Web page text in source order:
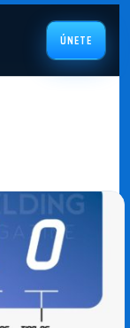
ÚNETE